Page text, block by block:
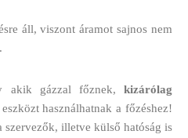
áll, viszont áramot sajnos nem
akik gázzal főznek, kizárólag
használhatnak a főzéshez!
szervezők, illetve külső hatóság is